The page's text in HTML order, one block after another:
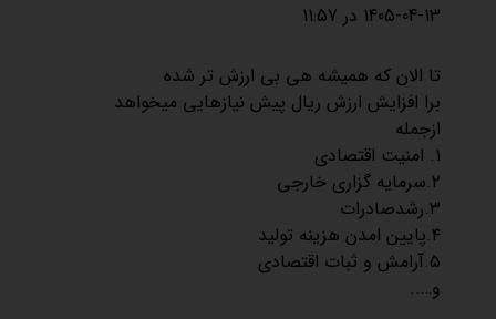
1405-04-13 در 11:57
تا الان که همیشه هی بی ارزش تر شده
برا افزایش ارزش ریال پیش نیازهایی میخواهد
ازجمله
۱. امنیت اقتصادی
۲.سرمایه گزاری خارجی
۳.رشدصادرات
۴.پایین امدن هزینه تولید
۵.آرامش و ثبات اقتصادی
و…..